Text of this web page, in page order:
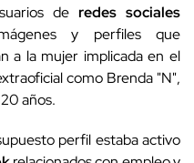
de redes sociales
y perfiles que
a la mujer implicada en el
como Brenda "N",
años.
perfil estaba activo